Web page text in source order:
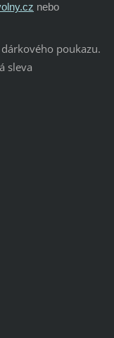
nebo
poukazu.
sleva